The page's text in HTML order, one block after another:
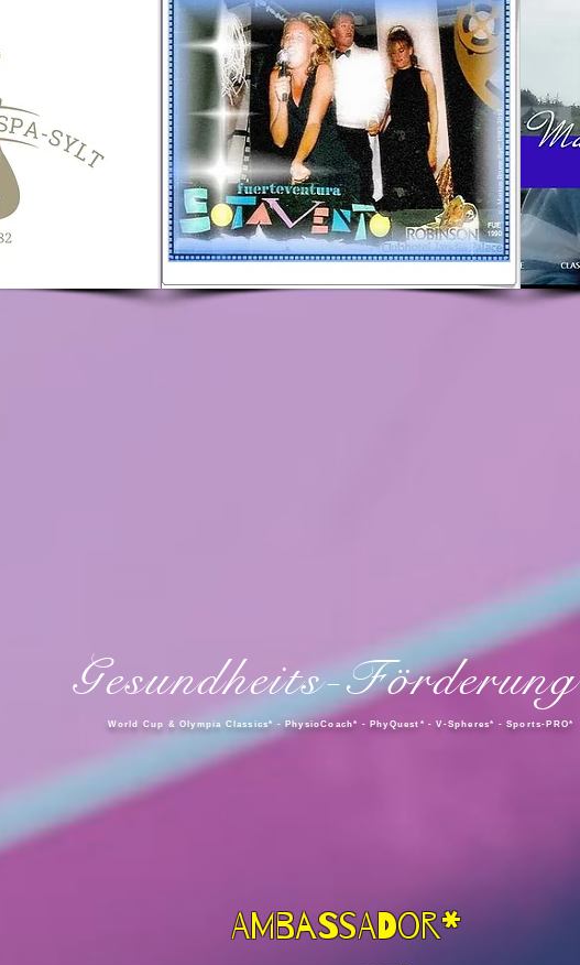
Gesundheits-
World Cup & Olympia Classics* - PhysioCoach* - PhyQuest* - V-Spheres* - Sports-PRO*
AMBASSADOR*